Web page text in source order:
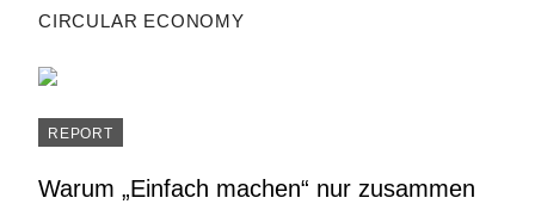
CIRCULAR ECONOMY
REPORT
Warum „Einfach machen“ nur zusammen